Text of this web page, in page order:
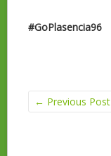
#GoPlasencia96
← Previous Post